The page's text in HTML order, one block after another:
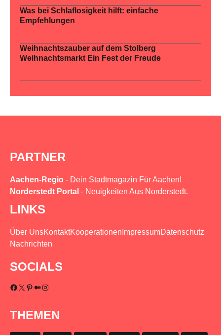
Was bei Schlaflosigkeit hilft: einfache
Empfehlungen
Weihnachtszauber auf dem Stolberg
Weihnachtsmarkt Ein Fest der Freude
PARTNER
Aachen-Regio - Dein Stadtmagazin Für Aachen!
Norderstedt Portal - Neuigkeiten Aus Norderstedt.
LINKS
Über UnsKontaktKooperationen ImpressumDatenschutz
Nachrichten
SOCIALS
Facebook
X Pinterest
Medium
Instagram
THEMEN